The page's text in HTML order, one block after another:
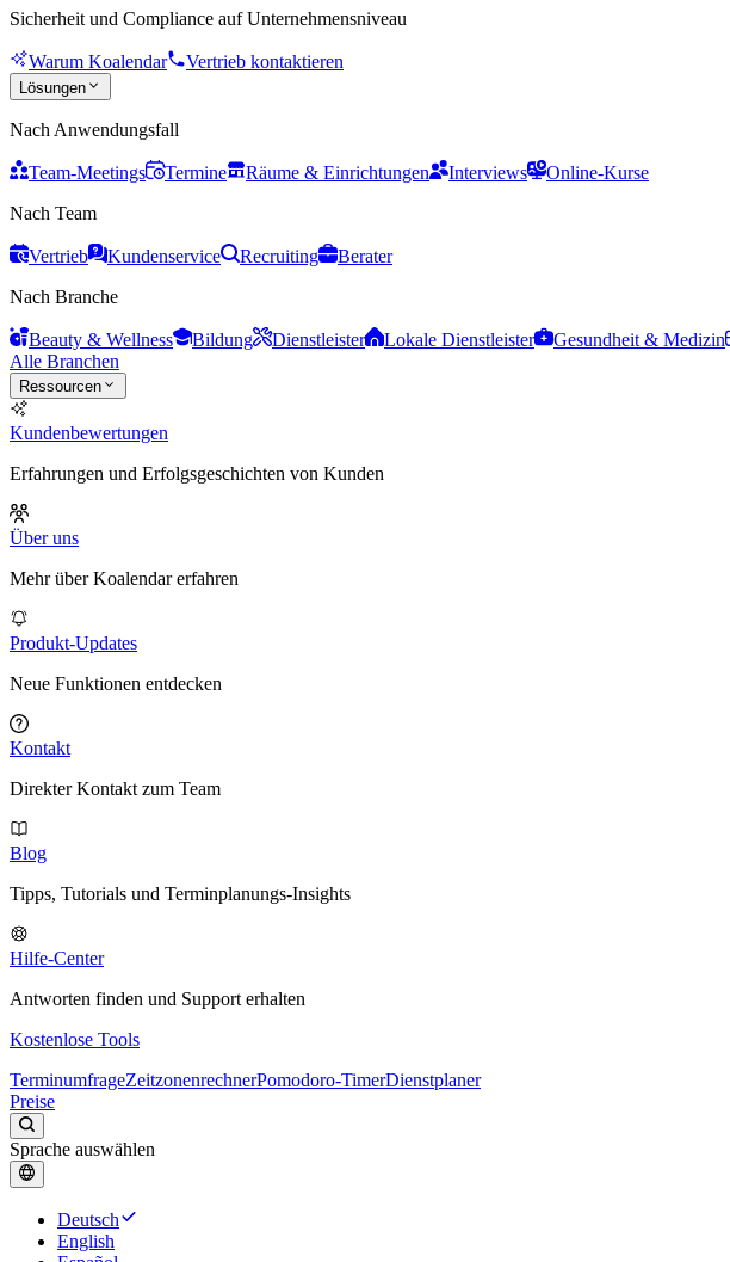
Sicherheit und Compliance auf Unternehmensniveau
Warum Koalendar Vertrieb kontaktieren
Lösungen
Nach Anwendungsfall
Team-Meetings Termine Räume & Einrichtungen Interviews
Online-Kurse
Nach Team
Vertrieb Kundenservice Recruiting
Berater
Nach Branche
Beauty & Wellness Bildung Dienstleister Lokale Dienstleister Gesundheit & Medizin
Alle Branchen
Ressourcen
Kundenbewertungen
Erfahrungen und Erfolgsgeschichten von Kunden
Über uns
Mehr über Koalendar erfahren
Produkt-Updates
Neue Funktionen entdecken
Kontakt
Direkter Kontakt zum Team
Blog
Tipps, Tutorials und Terminplanungs-Insights
Hilfe-Center
Antworten finden und Support erhalten
Kostenlose Tools
TerminumfrageZeitzonenrechnerPomodoro-TimerDienstplaner
Preise
Sprache auswählen
Deutsch
English